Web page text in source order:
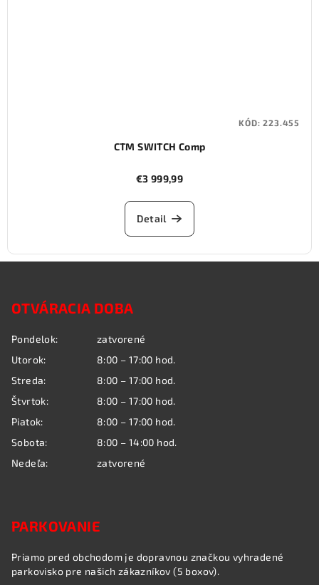
CTM SWITCH Comp
€3 999,99
Detail
KÓD:223.455
OTVÁRACIA DOBA
Pondelok:
zatvorené
Utorok:
8:00 – 17:00 hod.
Streda:
8:00 – 17:00 hod.
Štvrtok:
8:00 – 17:00 hod.
Piatok:
8:00 – 17:00 hod.
Sobota:
8:00 – 14:00 hod.
Nedeľa:
zatvorené
PARKOVANIE
Priamo pred obchodom je dopravnou značkou vyhradené
parkovisko pre našich zákazníkov (5 boxov).